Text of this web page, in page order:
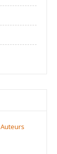
Auteurs